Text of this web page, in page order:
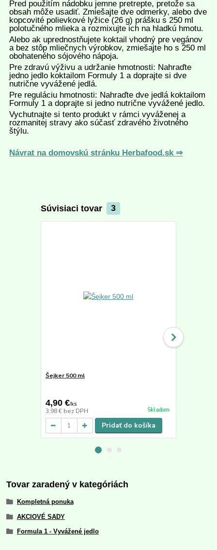
Pred použitím nádobku jemne pretrepte, pretože sa
obsah môže usadiť. Zmiešajte dve odmerky, alebo dve
kopcovité polievkové lyžice (26 g) prášku s 250 ml
polotučného mlieka a rozmixujte ich na hladkú hmotu.
Alebo ak uprednostňujete koktail vhodný pre vegánov
a bez stôp mliečnych výrobkov, zmiešajte ho s 250 ml
obohateného sójového nápoja.
Pre zdravú výživu a udržanie hmotnosti: Nahraďte
jedno jedlo koktailom Formuly 1 a doprajte si dve
nutrične vyvážené jedlá.
Pre reguláciu hmotnosti: Nahraďte dve jedlá koktailom
Formuly 1 a doprajte si jedno nutrične vyvážené jedlo.
Vychutnajte si tento produkt v rámci vyváženej a
rozmanitej stravy ako súčasť zdravého životného
štýlu.
Návrat na domovskú stránku Herbafood.sk ⇒
Súvisiaci tovar 3
Šejker 500 ml
4,90 €/ks
3,98 € bez DPH Skladom
Pridať do košíka
Tovar zaradený v kategóriách
Kompletná ponuka
AKCIOVÉ SADY
Formula 1 - Vyvážené jedlo